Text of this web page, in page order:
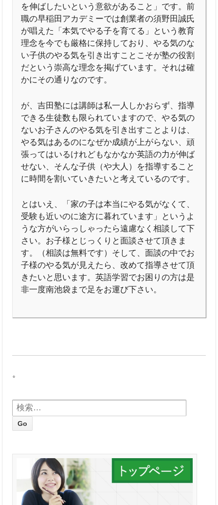
を伸ばしたいという意欲があること」です。前
職の早稲田アカデミーでは創業者の須野田誠氏
が唱えた「本気でやる子を育てる」という教育
理念を今でも厳格に保持しており、やる気のな
い子供のやる気を引き出すことこそが塾の役割
だという崇高な理念を掲げています。それは確
かにその通りなのです。
が、吉田塾には講師は私一人しかおらず、指導
できる生徒数も限られていますので、やる気の
ないお子さんのやる気を引き出すことよりは、
やる気はあるのになぜか成績が上がらない、頑
張ってはいるけれどもなかなか英語の力が伸ば
せない、そんな子供（や大人）を指導すること
に時間を割いていきたいと考えているのです。
とはいえ、「家の子は本当にやる気がなくて、
受験も近いのに途方に暮れています」というよ
うな方がいらっしゃったら遠慮なく相談して下
さい。お子様とじっくりと面談させて頂きま
す。（相談は無料です）そして、面談の中でお
子様のやる気が見えたら、改めて指導させて頂
きたいと思います。英語学習でお困りの方は是
非一度南池袋まで足をお運び下さい。
。
検索: